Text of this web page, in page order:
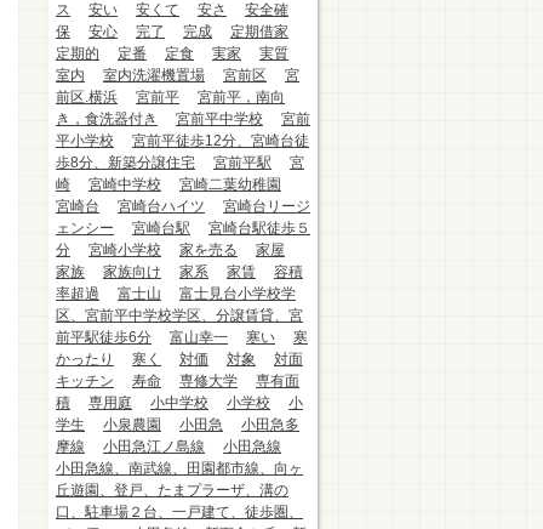
ス
安い 安くて 安さ
安全確
保
安心 完了 完成
定期借家
定期的
定番 定食 実家
実質
室内
室内洗濯機置場 宮前区
宮
前区.横浜
宮前平
宮前平，南向
き，食洗器付き
宮前平中学校
宮前
平小学校
宮前平徒歩12分、宮崎台徒
歩8分、新築分譲住宅
宮前平駅
宮
崎
宮崎中学校
宮崎二葉幼稚園
宮崎台
宮崎台ハイツ
宮崎台リージ
ェンシー
宮崎台駅
宮崎台駅徒歩５
分
宮崎小学校 家を売る
家屋
家族
家族向け 家系 家賃
容積
率超過
富士山
富士見台小学校学
区、宮前平中学校学区、分譲賃貸、宮
前平駅徒歩6分
富山幸一 寒い
寒
かったり
寒く 対価 対象
対面
キッチン
寿命 専修大学
専有面
積
専用庭 小中学校 小学校
小
学生
小泉農園 小田急
小田急多
摩線
小田急江ノ島線
小田急線
小田急線、南武線、田園都市線、向ヶ
丘遊園、登戸、たまプラーザ、溝の
口、駐車場２台、一戸建て、徒歩圏、